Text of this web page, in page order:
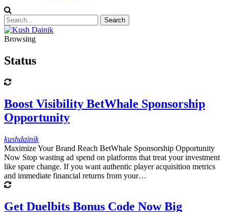
Browsing
Status
Boost Visibility BetWhale Sponsorship
Opportunity
kushdainik
Maximize Your Brand Reach BetWhale Sponsorship Opportunity
Now Stop wasting ad spend on platforms that treat your investment
like spare change. If you want authentic player acquisition metrics
and immediate financial returns from your…
Get Duelbits Bonus Code Now Big